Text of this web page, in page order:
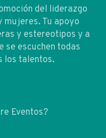
del liderazgo
mujeres. Tu apoyo
y estereotipos y a
se escuchen todas
los talentos.
Eventos?